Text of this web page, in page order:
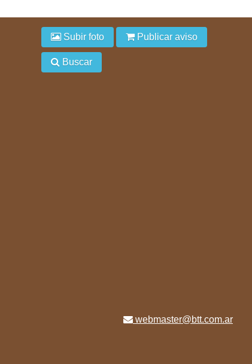
Subir foto Publicar aviso
Buscar
webmaster@btt.com.ar